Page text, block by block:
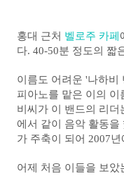
홍대 근처 벨로주 카페
다. 40-50분 정도의 짧
이름도 어려운 '나하비
피아노를 맡은 이의
비씨가 이 밴드의 리더
에서 같이 음악 활동을
가 주축이 되어 2007
어제 처음 이들을 보았